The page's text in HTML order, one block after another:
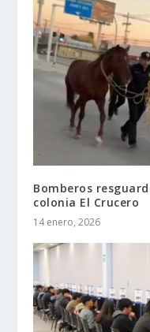
Bomberos
colonia El Crucero
14 enero, 2026